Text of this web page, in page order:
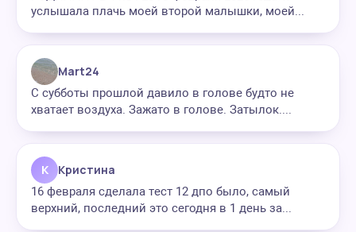
услышала плачь моей второй малышки, моей...
Mart24
С субботы прошлой давило в голове будто не
хватает воздуха. Зажато в голове. Затылок....
К Кристина
16 февраля сделала тест 12 дпо было, самый
верхний, последний это сегодня в 1 день за...